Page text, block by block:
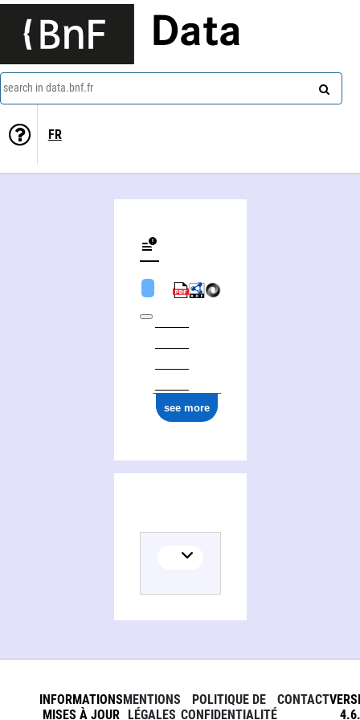
Data
search in data.bnf.fr
FR
see more
INFORMATIONS
MISES À JOUR
MENTIONS
LÉGALES
POLITIQUE DE
CONFIDENTIALITÉ
CONTACT